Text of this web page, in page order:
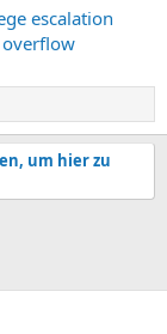
escalation
overflow
um hier zu